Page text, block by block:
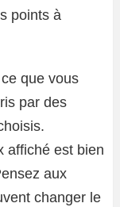
points à
que vous
par des
affiché est bien
aux
changer le